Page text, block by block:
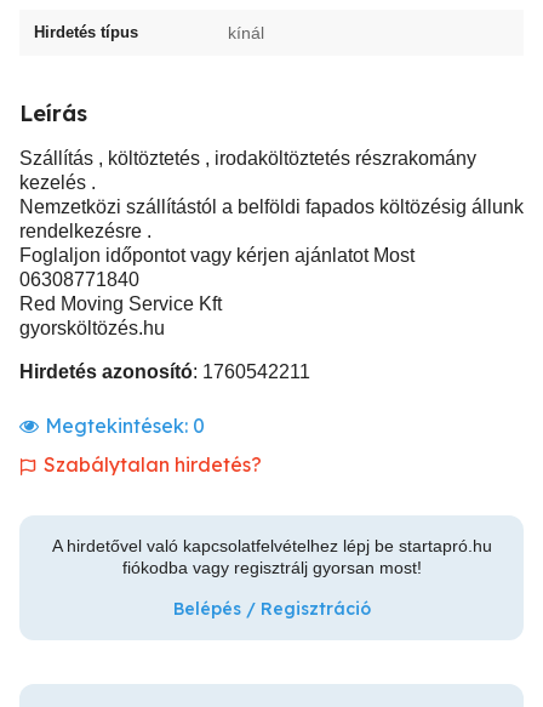
Hirdetés típus kínál
Leírás
Szállítás , költöztetés , irodaköltöztetés részrakomány
kezelés .
Nemzetközi szállítástól a belföldi fapados költözésig állunk
rendelkezésre .
Foglaljon időpontot vagy kérjen ajánlatot Most
06308771840
Red Moving Service Kft
gyorsköltözés.hu
Hirdetés azonosító: 1760542211
Megtekintések: 0
Szabálytalan hirdetés?
A hirdetővel való kapcsolatfelvételhez lépj be startapró.hu
fiókodba vagy regisztrálj gyorsan most!
Belépés / Regisztráció